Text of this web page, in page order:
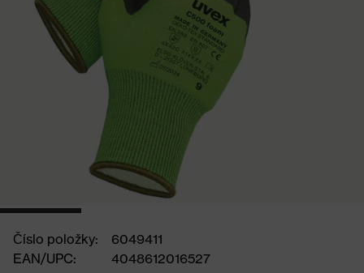
Číslo položky:
6049411
EAN/UPC:
4048612016527